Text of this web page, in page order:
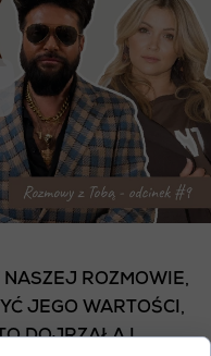
ROZMOWIE,
JEGO WARTOŚCI,
DOJRZAŁA I